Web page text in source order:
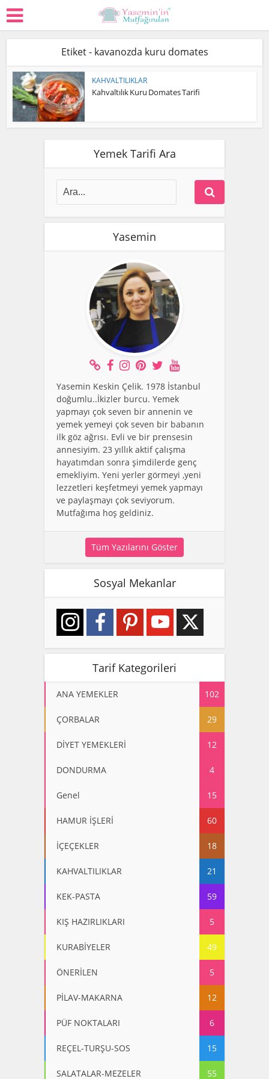
Etiket - kavanozda kuru domates
KAHVALTILIKLAR
Kahvaltılık Kuru Domates Tarifi
Yemek Tarifi Ara
Yasemin
Yasemin Keskin Çelik. 1978 İstanbul
doğumlu..İkizler burcu. Yemek
yapmayı çok seven bir annenin ve
yemek yemeyi çok seven bir babanın
ilk göz ağrısı. Evli ve bir prensesin
annesiyim. 23 yıllık aktif çalışma
hayatımdan sonra şimdilerde genç
emekliyim. Yeni yerler görmeyi ,yeni
lezzetleri keşfetmeyi yemek yapmayı
ve paylaşmayı çok seviyorum.
Mutfağıma hoş geldiniz.
Tüm Yazılarını Göster
Sosyal Mekanlar
Tarif Kategorileri
ANA YEMEKLER 102
ÇORBALAR 29
DİYET YEMEKLERİ 12
DONDURMA 4
Genel 15
HAMUR İŞLERİ 60
İÇEÇEKLER 18
KAHVALTILIKLAR 21
KEK-PASTA 59
KIŞ HAZIRLIKLARI 5
KURABİYELER 49
ÖNERİLEN 5
PİLAV-MAKARNA 12
PÜF NOKTALARI 6
REÇEL-TURŞU-SOS 15
SALATALAR-MEZELER 55